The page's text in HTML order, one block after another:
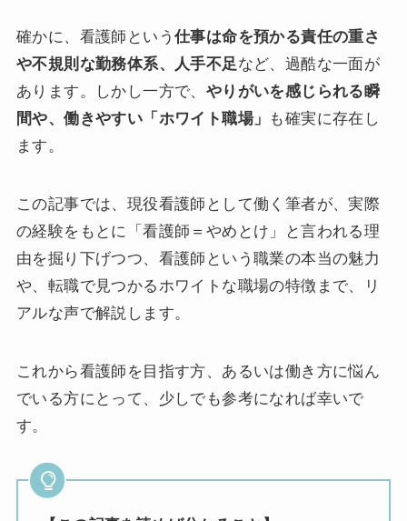
確かに、看護師という 仕事は命を預かる責任の重さ
や不規則な勤務体系、人手不足など、過酷な一面が
あります。しかし一方で、 やりがいを感じられる瞬
間や、働きやすい「ホワイト職場」
も確実に存在し
ます。
この記事では、現役看護師として働く筆者が、実際
の経験をもとに「看護師＝やめとけ」と言われる理
由を掘り下げつつ、看護師という職業の本当の魅力
や、転職で見つかるホワイトな職場の特徴まで、リ
アルな声で解説します。
これから看護師を目指す方、あるいは働き方に悩ん
でいる方にとって、少しでも参考になれば幸いで
す。